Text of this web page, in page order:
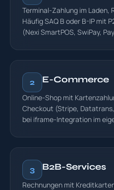
Terminal-Zahlung im Laden,
Häufig SAQ B oder B-IP mit
(Nexi SmartPOS, SwiPay,
2 E-Commerce
Online-Shop mit
Checkout (Stripe,
bei iframe-Integration im
3 B2B-Services
Rechnungen mit